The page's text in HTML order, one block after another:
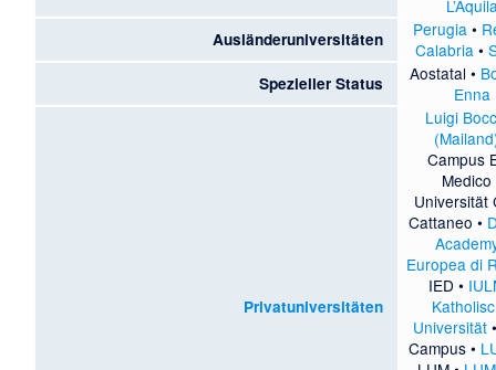
Ausländeruniversitäten Perugia•
Calabria •
Spezieller Status Aostatal •
Enna
Privatuniversitäten
Luigi
Campus
Medico
Universität
Cattaneo •
Europea di
IED •
Universität
Campus •